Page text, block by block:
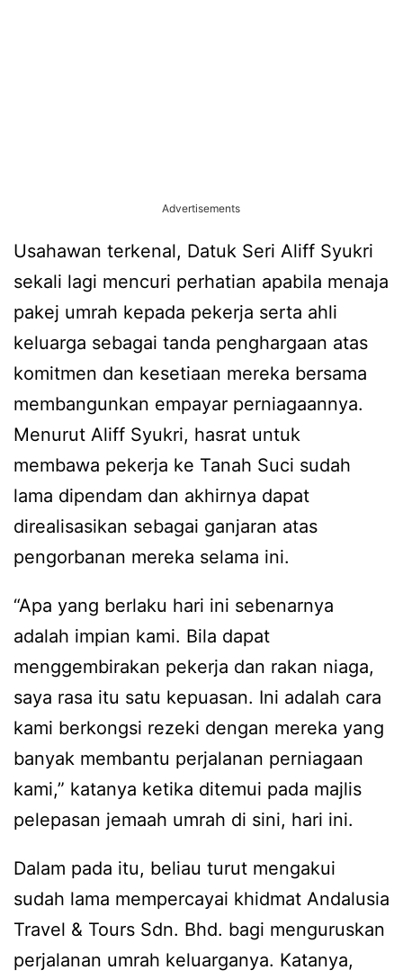
Advertisements
Usahawan terkenal, Datuk Seri Aliff Syukri
sekali lagi mencuri perhatian apabila menaja
pakej umrah kepada pekerja serta ahli
keluarga sebagai tanda penghargaan atas
komitmen dan kesetiaan mereka bersama
membangunkan empayar perniagaannya.
Menurut Aliff Syukri, hasrat untuk
membawa pekerja ke Tanah Suci sudah
lama dipendam dan akhirnya dapat
direalisasikan sebagai ganjaran atas
pengorbanan mereka selama ini.
“Apa yang berlaku hari ini sebenarnya
adalah impian kami. Bila dapat
menggembirakan pekerja dan rakan niaga,
saya rasa itu satu kepuasan. Ini adalah cara
kami berkongsi rezeki dengan mereka yang
banyak membantu perjalanan perniagaan
kami,” katanya ketika ditemui pada majlis
pelepasan jemaah umrah di sini, hari ini.
Dalam pada itu, beliau turut mengakui
sudah lama mempercayai khidmat Andalusia
Travel & Tours Sdn. Bhd. bagi menguruskan
perjalanan umrah keluarganya. Katanya,